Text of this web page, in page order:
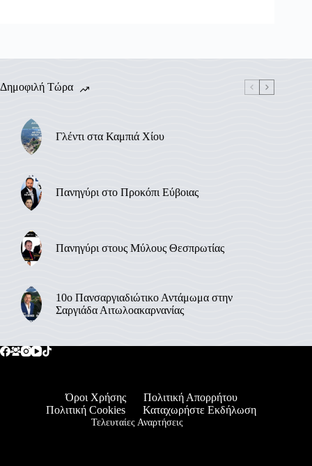
Δημοφιλή Τώρα
Γλέντι στα Καμπιά Χίου
Πανηγύρι στο Προκόπι Εύβοιας
Πανηγύρι στους Μύλους Θεσπρωτίας
10ο Πανσαργιαδιώτικο Αντάμωμα στην
Σαργιάδα Αιτωλοακαρνανίας
Όροι Χρήσης
Πολιτική Απορρήτου
Πολιτική Cookies
Καταχωρήστε Εκδήλωση
Τελευταίες Αναρτήσεις